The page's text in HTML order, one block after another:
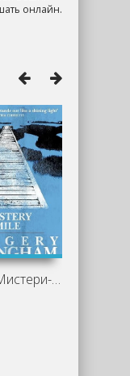
онлайн.
Тайны Мистери-Майл - Марджери Эллингем